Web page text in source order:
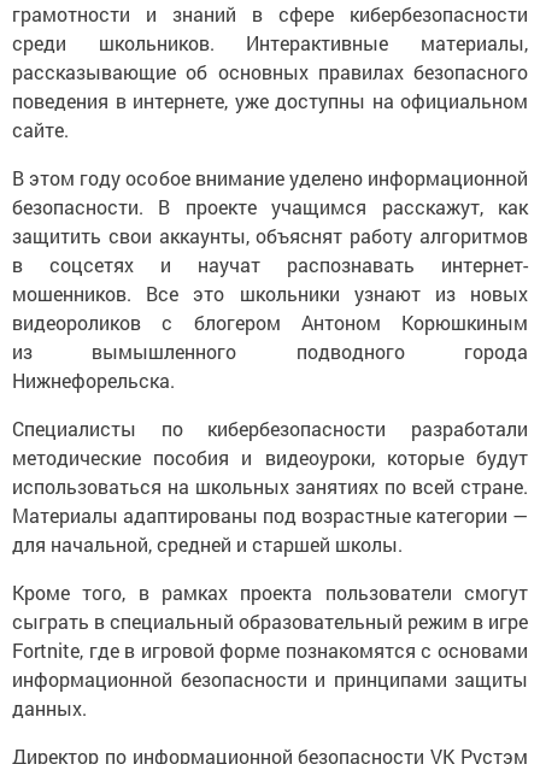
грамотности и знаний в сфере кибербезопасности
среди школьников. Интерактивные материалы,
рассказывающие об основных правилах безопасного
поведения в интернете, уже доступны на официальном
сайте.
В этом году особое внимание уделено информационной
безопасности. В проекте учащимся расскажут, как
защитить свои аккаунты, объяснят работу алгоритмов
в соцсетях и научат распознавать интернет-
мошенников. Все это школьники узнают из новых
видеороликов с блогером Антоном Корюшкиным
из вымышленного подводного города
Нижнефорельска.
Специалисты по кибербезопасности разработали
методические пособия и видеоуроки, которые будут
использоваться на школьных занятиях по всей стране.
Материалы адаптированы под возрастные категории —
для начальной, средней и старшей школы.
Кроме того, в рамках проекта пользователи смогут
сыграть в специальный образовательный режим в игре
Fortnite, где в игровой форме познакомятся с основами
информационной безопасности и принципами защиты
данных.
Директор по информационной безопасности VK Рустэм